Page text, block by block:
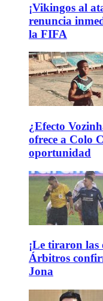
¡Vikingos al
renuncia
la FIFA
¿Efecto
ofrece a Colo
oportunidad
¡Le tiraron las
Árbitros
Jona